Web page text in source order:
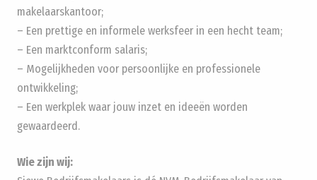
makelaarskantoor;
– Een prettige en informele werksfeer in een hecht team;
– Een marktconform salaris;
– Mogelijkheden voor persoonlijke en professionele
ontwikkeling;
– Een werkplek waar jouw inzet en ideeën worden
gewaardeerd.
Wie zijn wij: